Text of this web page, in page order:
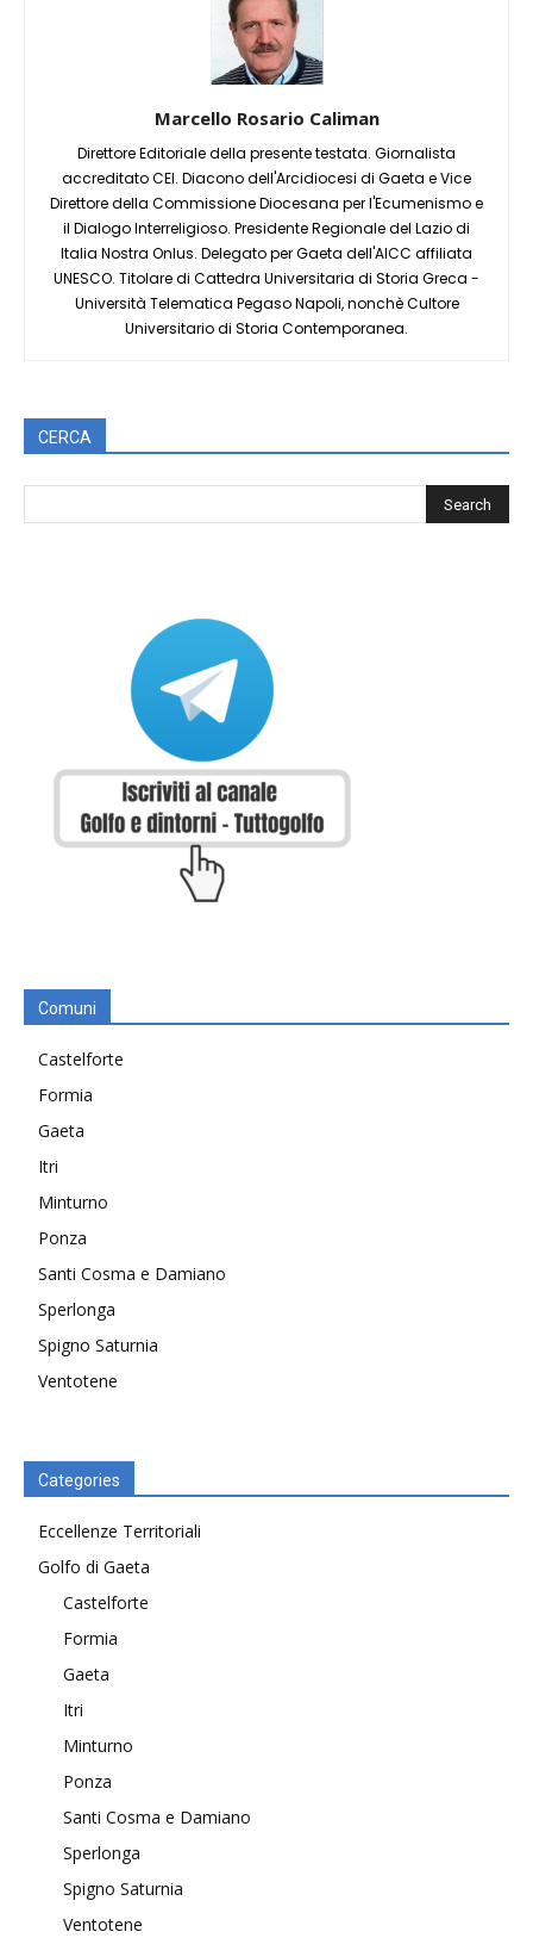
Marcello Rosario Caliman
Direttore Editoriale della presente testata. Giornalista
accreditato CEI. Diacono dell'Arcidiocesi di Gaeta e Vice
Direttore della Commissione Diocesana per l'Ecumenismo e
il Dialogo Interreligioso. Presidente Regionale del Lazio di
Italia Nostra Onlus. Delegato per Gaeta dell'AICC affiliata
UNESCO. Titolare di Cattedra Universitaria di Storia Greca -
Università Telematica Pegaso Napoli, nonchè Cultore
Universitario di Storia Contemporanea.
CERCA
Comuni
Castelforte
Formia
Gaeta
Itri
Minturno
Ponza
Santi Cosma e Damiano
Sperlonga
Spigno Saturnia
Ventotene
Categories
Eccellenze Territoriali
Golfo di Gaeta
Castelforte
Formia
Gaeta
Itri
Minturno
Ponza
Santi Cosma e Damiano
Sperlonga
Spigno Saturnia
Ventotene